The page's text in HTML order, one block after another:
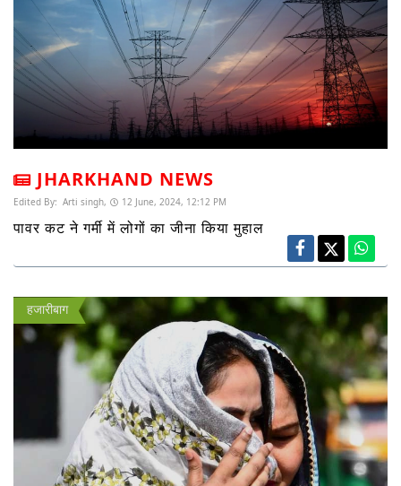
JHARKHAND NEWS
Edited By: Arti singh, 12 June, 2024, 12:12 PM
पावर कट ने गर्मी में लोगों का जीना किया मुहाल
हजारीबाग